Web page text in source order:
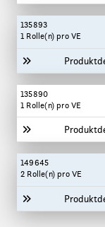
135893
1 Rolle(n) pro VE
135890
1 Rolle(n) pro VE
149645
2 Rolle(n) pro VE